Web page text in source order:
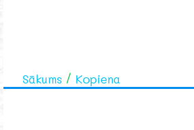
Sākums Kopiena